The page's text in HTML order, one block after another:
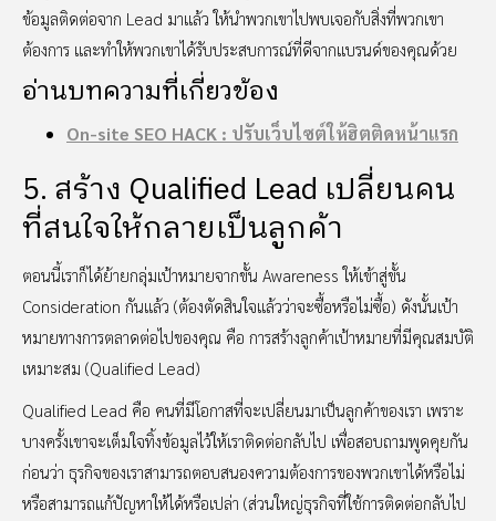
ข้อมูลติดต่อจาก Lead มาแล้ว ให้นำพวกเขาไปพบเจอกับสิ่งที่พวกเขา
ต้องการ และทำให้พวกเขาได้รับประสบการณ์ที่ดีจากแบรนด์ของคุณด้วย
อ่านบทความที่เกี่ยวข้อง
On-site SEO HACK : ปรับเว็บไซต์ให้ฮิตติดหน้าแรก
5. สร้าง Qualified Lead เปลี่ยนคน
ที่สนใจให้กลายเป็นลูกค้า
ตอนนี้เราก็ได้ย้ายกลุ่มเป้าหมายจากขั้น Awareness ให้เข้าสู่ขั้น
Consideration กันแล้ว (ต้องตัดสินใจแล้วว่าจะซื้อหรือไม่ซื้อ) ดังนั้นเป้า
หมายทางการตลาดต่อไปของคุณ คือ การสร้างลูกค้าเป้าหมายที่มีคุณสมบัติ
เหมาะสม (Qualified Lead)
Qualified Lead คือ คนที่มีโอกาสที่จะเปลี่ยนมาเป็นลูกค้าของเรา เพราะ
บางครั้งเขาจะเต็มใจทิ้งข้อมูลไว้ให้เราติดต่อกลับไป เพื่อสอบถามพูดคุยกัน
ก่อนว่า ธุรกิจของเราสามารถตอบสนองความต้องการของพวกเขาได้หรือไม่
หรือสามารถแก้ปัญหาให้ได้หรือเปล่า (ส่วนใหญ่ธุรกิจที่ใช้การติดต่อกลับไป